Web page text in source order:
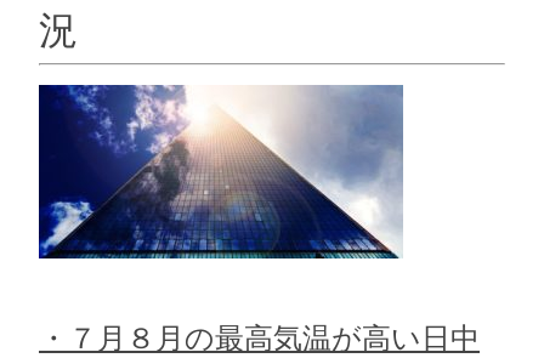
況
・７月８月の最高気温が高い日中